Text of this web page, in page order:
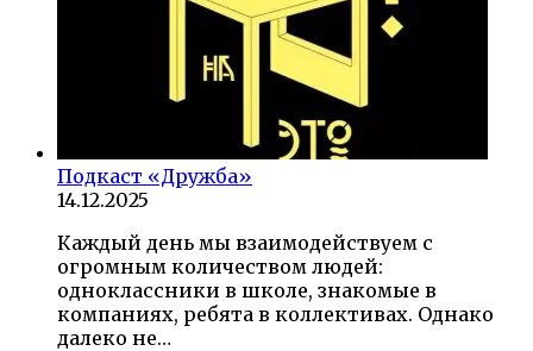
Подкаст «Дружба»
14.12.2025
Каждый день мы взаимодействуем с
огромным количеством людей:
одноклассники в школе, знакомые в
компаниях, ребята в коллективах. Однако
далеко не…